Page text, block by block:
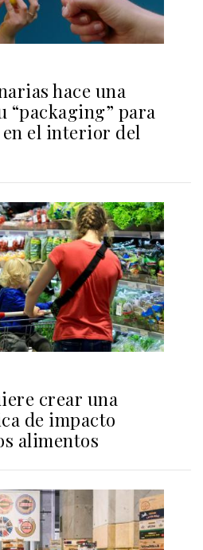
hace una
“packaging” para
el interior del
crear una
de impacto
alimentos